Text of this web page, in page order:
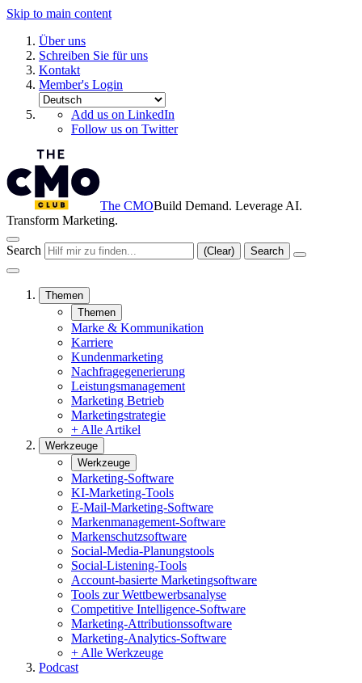
Skip to main content
Über uns
Schreiben Sie für uns
Kontakt
Member's Login
Add us on LinkedIn
Follow us on Twitter
The CMOBuild Demand. Leverage AI.
Transform Marketing.
Search (Clear) Search
Themen
Themen
Marke & Kommunikation
Karriere
Kundenmarketing
Nachfragegenerierung
Leistungsmanagement
Marketing Betrieb
Marketingstrategie
+ Alle Artikel
Werkzeuge
Werkzeuge
Marketing-Software
KI-Marketing-Tools
E-Mail-Marketing-Software
Markenmanagement-Software
Markenschutzsoftware
Social-Media-Planungstools
Social-Listening-Tools
Account-basierte Marketingsoftware
Tools zur Wettbewerbsanalyse
Competitive Intelligence-Software
Marketing-Attributionssoftware
Marketing-Analytics-Software
+ Alle Werkzeuge
Podcast